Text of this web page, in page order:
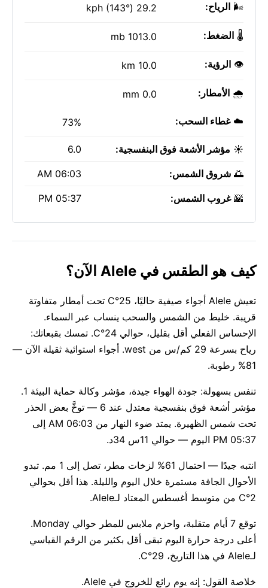
🌬️ الرياح: 29.2 kph (143°)
🌡️ الضغط: 1013.0 mb
👁️ الرؤية: 10.0 km
🌧️ الأمطار: 0.0 mm
☁️غطاء السحب: 73%
☀️ مؤشر الأشعة فوق البنفسجية: 6.0
🌅 شروق الشمس: 06:03 AM
🌇غروب الشمس: 05:37 PM
كيف هو الطقس في Alele الآن؟
تعيش Alele أجواء صيفية حاليًا، 25°C تحت أمطار متفاوتة
قريبة. خليط من الشمس والسحب ينساب عبر السماء.
الإحساس الفعلي أقل بقليل، حوالي 24°C. تمسك بقبعاتك:
رياح بسرعة 29 كم/س من west. أجواء استوائية ثقيلة الآن —
81% رطوبة.
تنفس بسهولة: جودة الهواء جيدة، مؤشر وكالة حماية البيئة 1.
مؤشر أشعة فوق بنفسجية معتدل عند 6 — توخَّ بعض الحذر
تحت شمس الظهيرة. يمتد ضوء النهار من 06:03 AM إلى
05:37 PM اليوم — حوالي 11س 34د.
انتبه جيدًا — احتمال 61% لزخات مطر، تصل إلى 1 مم. تبدو
الأحوال الجافة مستمرة خلال اليوم والليلة. هذا أقل بحوالي
2°C من متوسط أغسطس المعتاد لـAlele.
توقع 7 أيام متقلبة، واحزم ملابس للمطر حوالي Monday.
أعلى درجة حرارة اليوم تبقى أقل بكثير من الرقم القياسي
لـAlele في هذا التاريخ، 29°C.
خلاصة القول: إنه يوم رائع للخروج في Alele.